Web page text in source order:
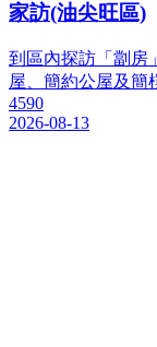
家訪(油尖旺區)
到區內探訪「劏房
屋、簡約公屋及簡
4590
2026-08-13